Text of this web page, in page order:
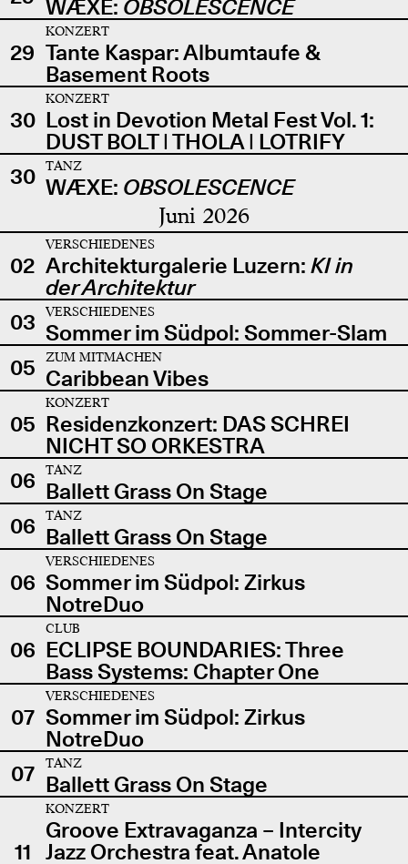
WÆXE: OBSOLESCENCE
29
KONZERT
Tante Kaspar: Albumtaufe &
Basement Roots
30
KONZERT
Lost in Devotion Metal Fest Vol. 1:
DUST BOLT | THOLA | LOTRIFY
30
TANZ
WÆXE: OBSOLESCENCE
Juni 2026
02
VERSCHIEDENES
Architekturgalerie Luzern: KI in
der Architektur
03
VERSCHIEDENES
Sommer im Südpol: Sommer-Slam
05
ZUM MITMACHEN
Caribbean Vibes
05
KONZERT
Residenzkonzert: DAS SCHREI
NICHT SO ORKESTRA
06
TANZ
Ballett Grass On Stage
06
TANZ
Ballett Grass On Stage
06
VERSCHIEDENES
Sommer im Südpol: Zirkus
NotreDuo
06
CLUB
ECLIPSE BOUNDARIES: Three
Bass Systems: Chapter One
07
VERSCHIEDENES
Sommer im Südpol: Zirkus
NotreDuo
07
TANZ
Ballett Grass On Stage
11
KONZERT
Groove Extravaganza – Intercity
Jazz Orchestra feat. Anatole